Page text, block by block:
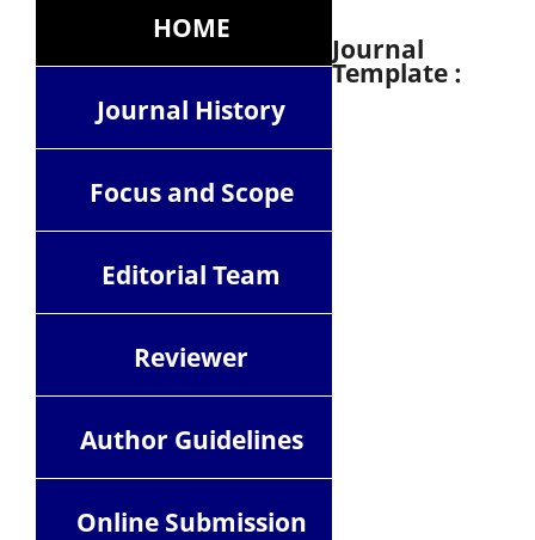
HOME
Journal History
Focus and Scope
Editorial Team
Reviewer
Author Guidelines
Online Submission
Journal
Template :